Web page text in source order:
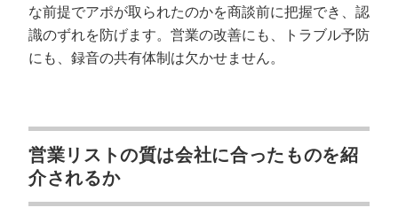
な前提でアポが取られたのかを商談前に把握でき、認
識のずれを防げます。営業の改善にも、トラブル予防
にも、録音の共有体制は欠かせません。
営業リストの質は会社に合ったものを紹
介されるか